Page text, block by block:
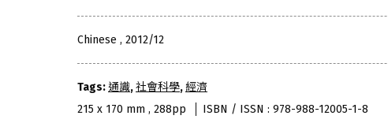
Chinese , 2012/12
Tags:通識,社會科學,經濟
215 x 170 mm , 288pp
ISBN / ISSN : 978-988-12005-1-8